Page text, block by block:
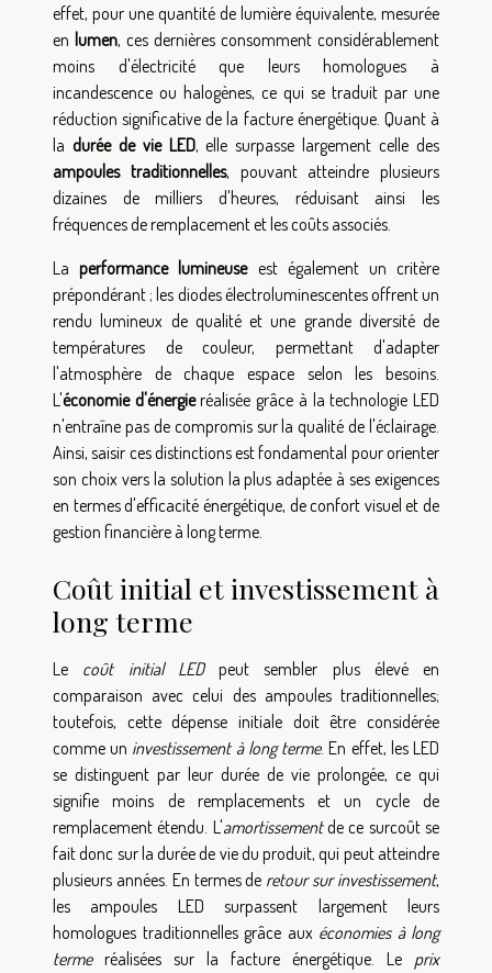
effet, pour une quantité de lumière équivalente, mesurée
en lumen, ces dernières consomment considérablement
moins d'électricité que leurs homologues à
incandescence ou halogènes, ce qui se traduit par une
réduction significative de la facture énergétique. Quant à
la durée de vie LED, elle surpasse largement celle des
ampoules traditionnelles, pouvant atteindre plusieurs
dizaines de milliers d'heures, réduisant ainsi les
fréquences de remplacement et les coûts associés.
Laperformance lumineuseest également un critère
prépondérant ; les diodes électroluminescentes offrent un
rendu lumineux de qualité et une grande diversité de
températures de couleur, permettant d'adapter
l'atmosphère de chaque espace selon les besoins.
L'économie d'énergieréalisée grâce à la technologie LED
n'entraîne pas de compromis sur la qualité de l'éclairage.
Ainsi, saisir ces distinctions est fondamental pour orienter
son choix vers la solution la plus adaptée à ses exigences
en termes d'efficacité énergétique, de confort visuel et de
gestion financière à long terme.
Coût initial et investissement à
long terme
Le coût initial LEDpeut sembler plus élevé en
comparaison avec celui des ampoules traditionnelles;
toutefois, cette dépense initiale doit être considérée
comme un investissement à long terme. En effet, les LED
se distinguent par leur durée de vie prolongée, ce qui
signifie moins de remplacements et un cycle de
remplacement étendu. L'amortissementde ce surcoût se
fait donc sur la durée de vie du produit, qui peut atteindre
plusieurs années. En termes de retour sur investissement,
les ampoules LED surpassent largement leurs
homologues traditionnelles grâce aux économies à long
termeréalisées sur la facture énergétique. Le prix